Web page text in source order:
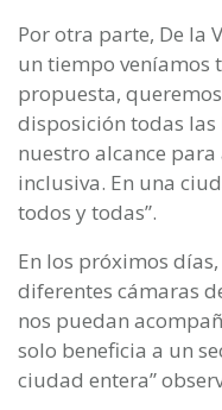
Por otra parte, De la
un tiempo veníamos
propuesta,
disposición todas las
nuestro alcance
inclusiva. En una
todos y todas”.
En los próximos
diferentes cámaras
nos puedan
solo beneficia a un
ciudad entera”